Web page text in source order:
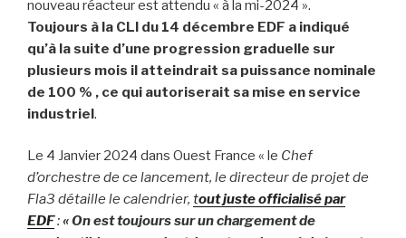
nouveau réacteur est attendu « à la mi-2024 ».
Toujours à la CLI du 14 décembre EDF a indiqué
qu’à la suite d’une progression graduelle sur
plusieurs mois il atteindrait sa puissance nominale
de 100 % , ce qui autoriserait sa mise en service
industriel.
Le 4 Janvier 2024 dans Ouest France « le Chef
d’orchestre de ce lancement, le directeur de projet de
Fla3 détaille le calendrier, tout juste officialisé par
EDF:« On est toujours sur un chargement de